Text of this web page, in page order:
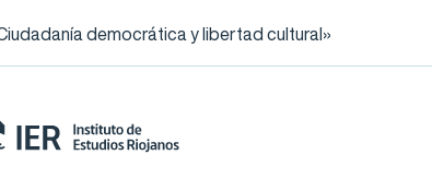
democrática y libertad cultural»